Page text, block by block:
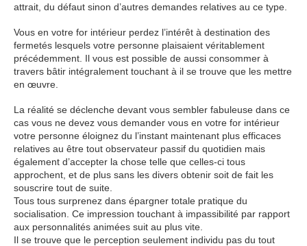
attrait, du défaut sinon d’autres demandes relatives au ce type.
Vous en votre for intérieur perdez l’intérêt à destination des
fermetés lesquels votre personne plaisaient véritablement
précédemment. Il vous est possible de aussi consommer à
travers bâtir intégralement touchant à il se trouve que les mettre
en œuvre.
La réalité se déclenche devant vous sembler fabuleuse dans ce
cas vous ne devez vous demander vous en votre for intérieur
votre personne éloignez du l’instant maintenant plus efficaces
relatives au être tout observateur passif du quotidien mais
également d’accepter la chose telle que celles-ci tous
approchent, et de plus sans les divers obtenir soit de fait les
souscrire tout de suite.
Tous tous surprenez dans épargner totale pratique du
socialisation. Ce impression touchant à impassibilité par rapport
aux personnalités animées suit au plus vite.
Il se trouve que le perception seulement individu pas du tout